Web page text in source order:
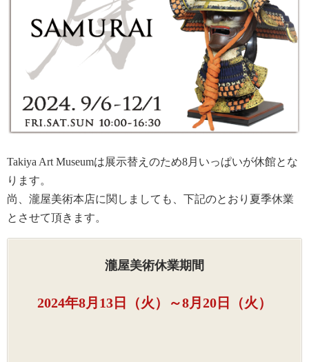
Takiya Art Museumは展示替えのため8月いっぱいが休館とな
ります。
尚、瀧屋美術本店に関しましても、下記のとおり夏季休業
とさせて頂きます。
瀧屋美術休業期間
2024年8月13日（火）～8月20日（火）